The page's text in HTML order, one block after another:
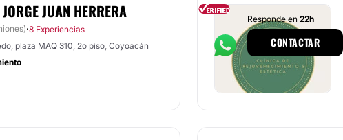
JUAN HERRERA
·8 Experiencias
plaza MAQ 310, 2o piso, Coyoacán
Responde en 22h
CONTACTAR